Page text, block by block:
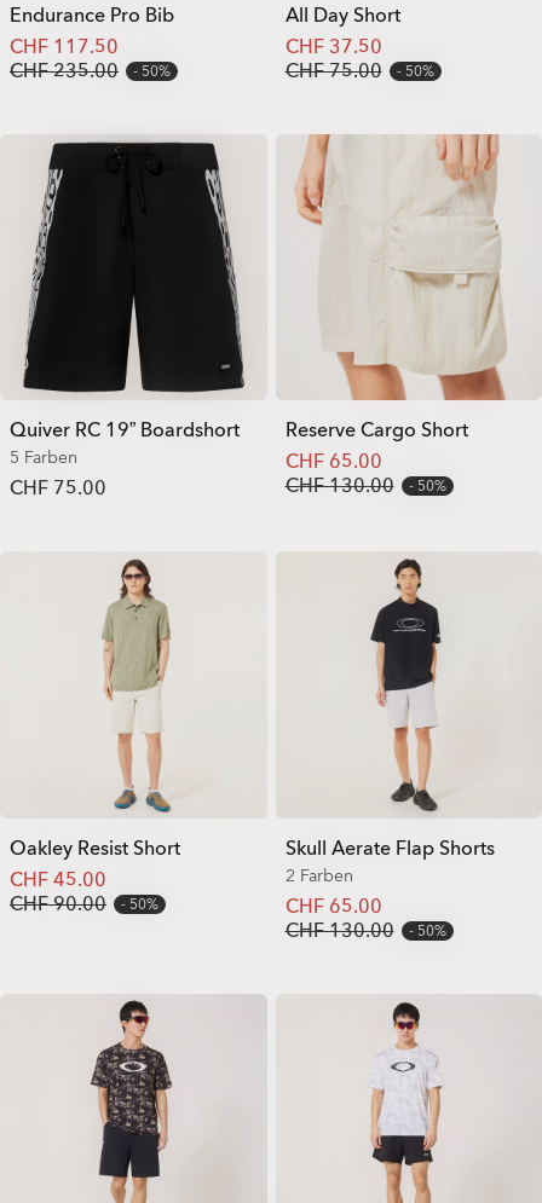
Endurance Pro Bib
CHF 117.50
CHF 235.00
50%
All Day Short
CHF 37.50
CHF 75.00
50%
Quiver RC 19” Boardshort
5 Farben
CHF 75.00
Reserve Cargo Short
CHF 65.00
CHF 130.00
50%
Oakley Resist Short
CHF 45.00
CHF 90.00
50%
Skull Aerate Flap Shorts
2 Farben
CHF 65.00
CHF 130.00
50%